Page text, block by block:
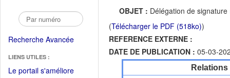
Recherche Avancée
LIENS UTILES :
Le portail s'améliore(Fichier
OBJET : Délégation de
(Télécharger le PDF (518ko))
REFERENCE EXTERNE :
DATE DE PUBLICATION : 05-03-